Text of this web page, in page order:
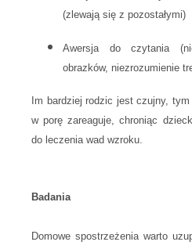
(zlewają się z pozostałymi)
Awersja do czytania
obrazków, niezrozumienie
Im bardziej rodzic jest czujny,
w porę zareaguje, chroniąc
do leczenia wad wzroku.
Badania
Domowe spostrzeżenia warto